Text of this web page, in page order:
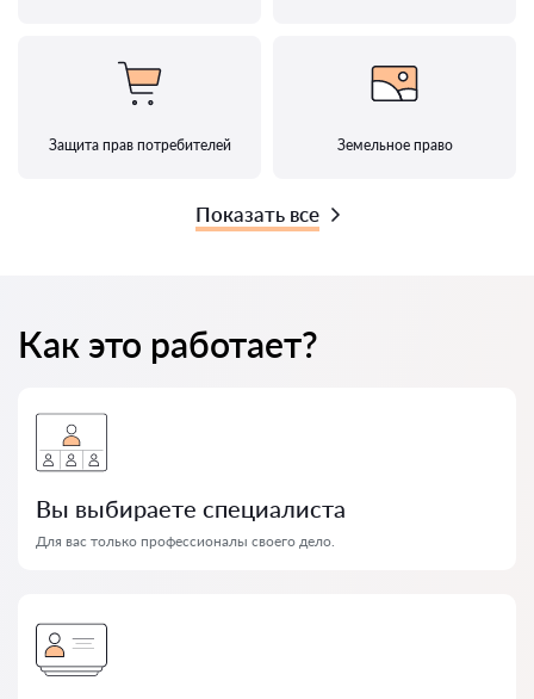
Защита прав потребителей Земельное право
Показать все
Как это работает?
Вы выбираете специалиста
Для вас только профессионалы своего дело.